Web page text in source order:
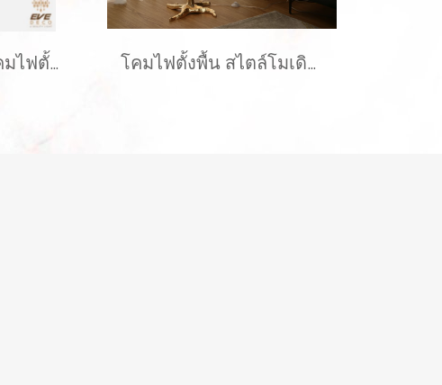
FLOOR LAMP โคมไฟตั้งพื้น รุ่น EVE-00249 โคมไฟตั้งพื้น สไตล์โมเดิร์น วัสดุทำจาก ขนนกกระจอกเทศ สวยงาม